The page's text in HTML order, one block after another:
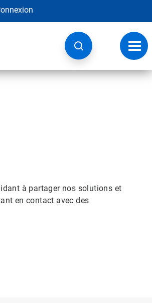
à
à partager nos solutions et
en contact avec des